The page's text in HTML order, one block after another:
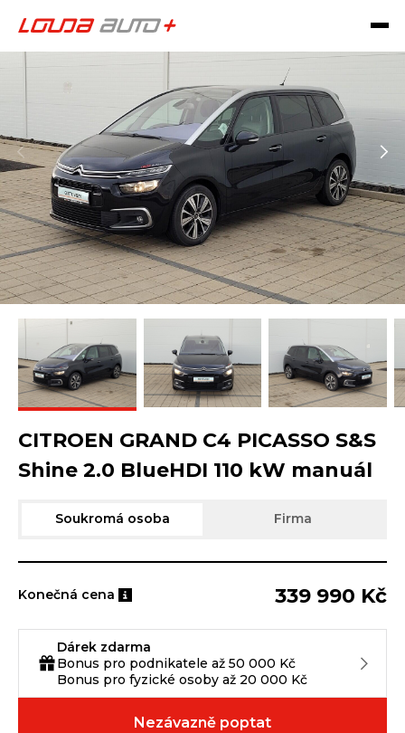
CITROEN GRAND C4 PICASSO S&S
Shine 2.0 BlueHDI 110 kW manuál
Soukromá osoba Firma
Konečná cena 339 990 Kč
Dárek zdarma
Bonus pro podnikatele až 50 000 Kč
Bonus pro fyzické osoby až 20 000 Kč
Nezávazně poptat